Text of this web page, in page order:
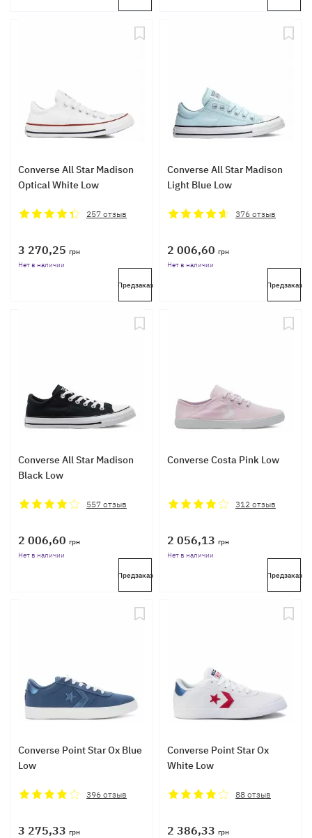
Converse All Star Madison
Optical White Low
257отзыв
3 270,25 грн
Нет в наличии
Предзаказ
Converse All Star Madison
Light Blue Low
376отзыв
2 006,60 грн
Нет в наличии
Предзаказ
Converse All Star Madison
Black Low
557отзыв
2 006,60 грн
Нет в наличии
Предзаказ
Converse Costa Pink Low
312 отзыв
2 056,13 грн
Нет в наличии
Предзаказ
Converse Point Star Ox Blue
Low
396отзыв
3 275,33 грн
Converse Point Star Ox
White Low
88отзыв
2 386,33 грн